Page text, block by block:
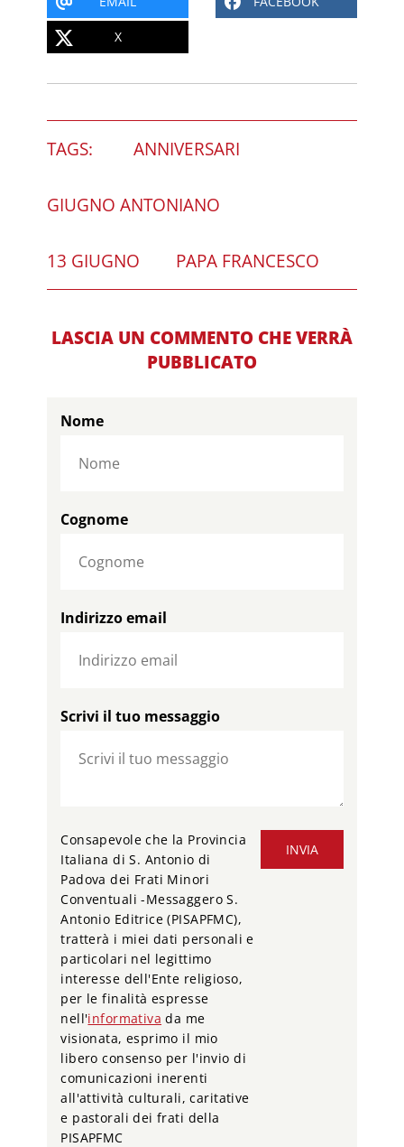
X
TAGS: ANNIVERSARI
GIUGNO ANTONIANO
13 GIUGNO PAPA FRANCESCO
LASCIA UN COMMENTO CHE VERRÀ
PUBBLICATO
Nome
Cognome
Indirizzo email
Scrivi il tuo messaggio
INVIA
Consapevole che la Provincia
Italiana di S. Antonio di
Padova dei Frati Minori
Conventuali -Messaggero S.
Antonio Editrice (PISAPFMC),
tratterà i miei dati personali e
particolari nel legittimo
interesse dell'Ente religioso,
per le finalità espresse
nell'informativa da me
visionata, esprimo il mio
libero consenso per l'invio di
comunicazioni inerenti
all'attività culturali, caritative
e pastorali dei frati della
PISAPFMC